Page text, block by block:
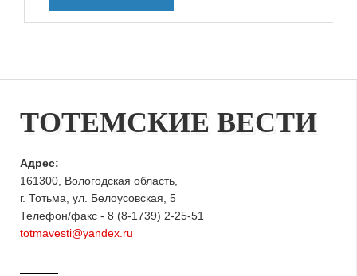
ТОТЕМСКИЕ ВЕСТИ
Адрес:
161300, Вологодская область,
г. Тотьма, ул. Белоусовская, 5
Телефон/факс - 8 (8-1739) 2-25-51
totmavesti@yandex.ru